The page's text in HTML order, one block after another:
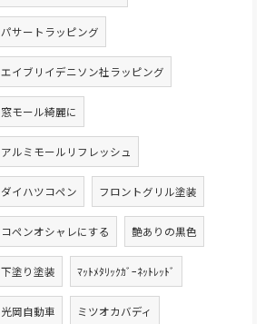
パサートラッピング
エイブリイデニソン社ラッピング
窓モール綺麗に
アルミモールリフレッシュ
ダイハツコペン フロントグリル塗装
コペンオシャレにする 艶ありの黒色
下塗り塗装 ﾏｯﾄﾒﾀﾘｯｸｶﾞｰﾈｯﾄﾚｯﾄﾞ
光岡自動車 ミツオカバディ